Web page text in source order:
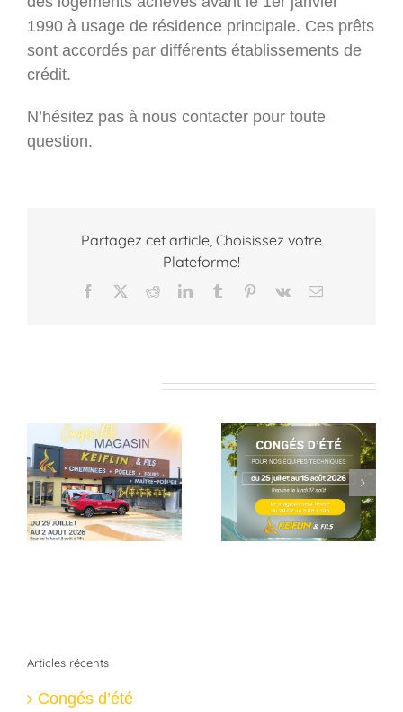
1990 à usage de résidence principale. Ces prêts
sont accordés par différents établissements de
crédit.
N’hésitez pas à nous contacter pour toute
question.
Partagez cet article, Choisissez votre
Plateforme!
Facebook RedditLinkedInTumblr Pinterest
Vk Email
Pause estivale
pour nos équipes
techniques
Dernières
réalisation
Articles récents
Congés d’été